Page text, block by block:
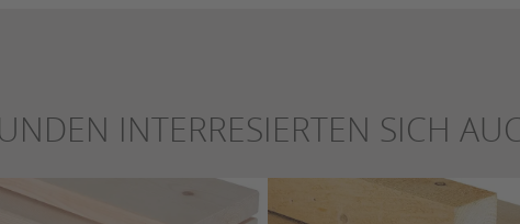
INTERRESIERTEN SICH